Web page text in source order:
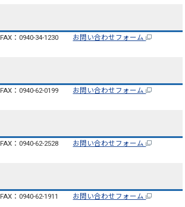
FAX：0940-34-1230 お問い合わせフォーム
FAX：0940-62-0199 お問い合わせフォーム
FAX：0940-62-2528 お問い合わせフォーム
FAX：0940-62-1911 お問い合わせフォーム